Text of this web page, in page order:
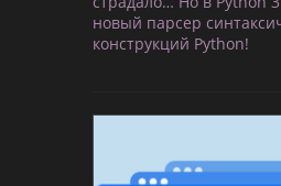
новый парсер
конструкций Python!